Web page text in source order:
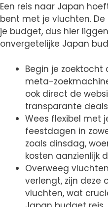
Een reis naar Japan
bent met je vluchten.
je budget, dus hier
onvergetelijke Japan
Begin je zoektocht
meta-
ook direct de
transparante
Wees flexibel met
feestdagen in
zoals dinsdag,
kosten aanzienlijk
Overweeg
verlengt, zijn deze
vluchten, wat